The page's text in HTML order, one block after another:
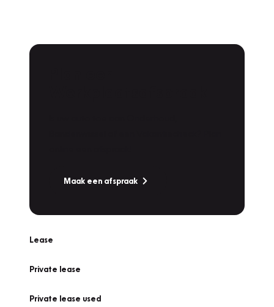
Maak een afspraak
Lease
Private lease
Private lease used